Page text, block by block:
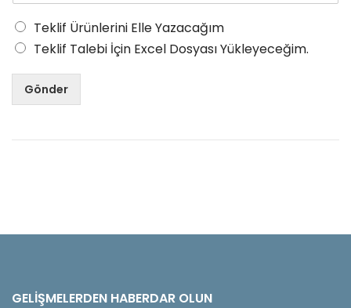
Teklif Ürünlerini Elle Yazacağım
Teklif Talebi İçin Excel Dosyası Yükleyeceğim.
Gönder
GELIŞMELERDEN HABERDAR OLUN